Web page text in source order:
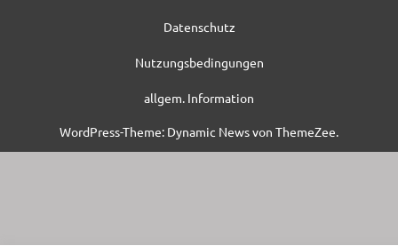
Datenschutz
Nutzungsbedingungen
allgem. Information
WordPress-Theme: Dynamic News von ThemeZee.